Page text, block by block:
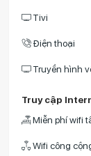
Tivi
Điện thoại
Truyền hình
Truy cập
Miễn phí wifi
Wifi công